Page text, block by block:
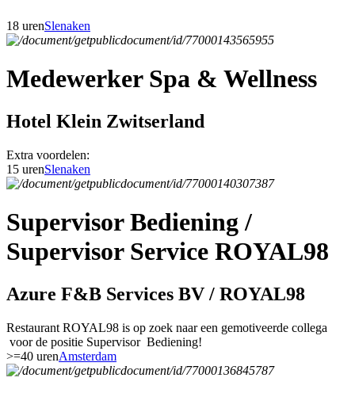
18 urenSlenaken
Medewerker Spa & Wellness
Hotel Klein Zwitserland
Extra voordelen:
15 urenSlenaken
Supervisor Bediening /
Supervisor Service ROYAL98
Azure F&B Services BV / ROYAL98
Restaurant ROYAL98 is op zoek naar een gemotiveerde collega
voor de positie Supervisor Bediening!
>=40 urenAmsterdam